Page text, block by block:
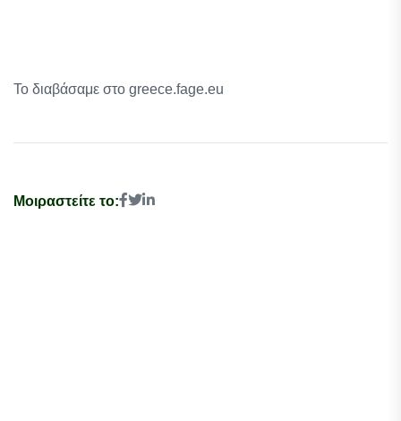
Το διαβάσαμε στο greece.fage.eu
Μοιραστείτε το: